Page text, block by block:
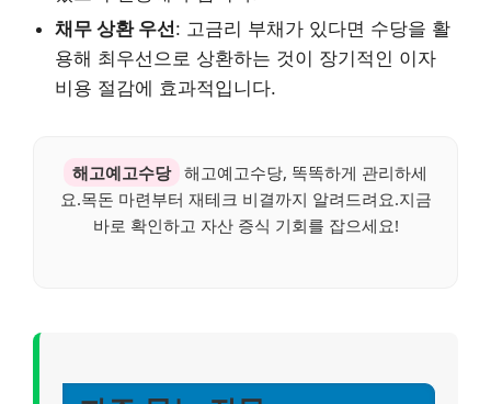
채무 상환 우선: 고금리 부채가 있다면 수당을 활
용해 최우선으로 상환하는 것이 장기적인 이자
비용 절감에 효과적입니다.
해고예고수당 해고예고수당, 똑똑하게 관리하세
요.목돈 마련부터 재테크 비결까지 알려드려요.지금
바로 확인하고 자산 증식 기회를 잡으세요!